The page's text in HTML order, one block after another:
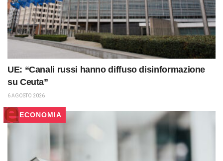
UE: “Canali russi hanno diffuso disinformazione
su Ceuta”
6 AGOSTO 2026
ECONOMIA